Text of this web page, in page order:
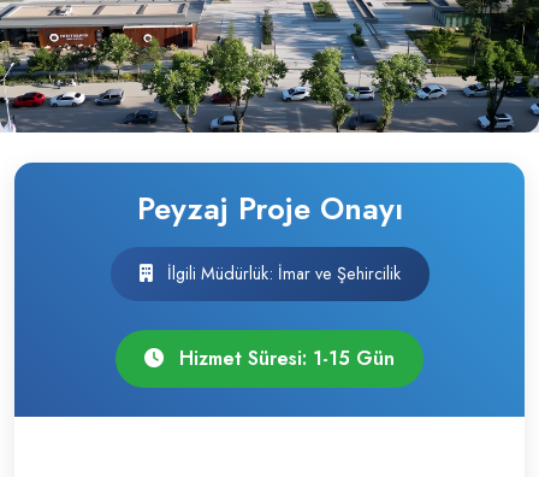
Peyzaj Proje Onayı
İlgili Müdürlük: İmar ve Şehircilik
Hizmet Süresi: 1-15 Gün